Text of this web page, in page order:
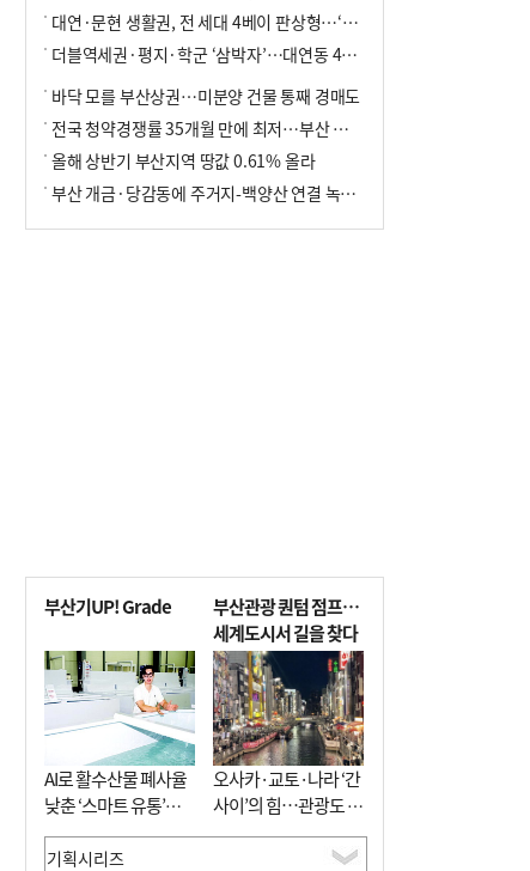
대연·문현 생활권, 전 세대 4베이 판상형…‘더샵 트리센트’ 내달 분양
더블역세권·평지·학군 ‘삼박자’…대연동 42층 브랜드 단지
바닥 모를 부산상권…미분양 건물 통째 경매도
전국 청약경쟁률 35개월 만에 최저…부산 미분양 ‘적체’ 심화
올해 상반기 부산지역 땅값 0.61% 올라
부산 개금·당감동에 주거지-백양산 연결 녹지 조성
부산기UP! Grade
AI로 활수산물 폐사율
낮춘 ‘스마트 유통’…
사막·산악지대 수출
도전
부산관광 퀀텀 점프…
세계도시서 길을 찾다
오사카·교토·나라 ‘간
사이’의 힘…관광도 뭉
쳐야 흥한다